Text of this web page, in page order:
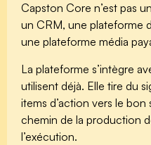
Capston Core n’est pas
un CRM, une plateforme
une plateforme média
La plateforme s’intègre
utilisent déjà. Elle tire du
items d’action vers le
chemin de la production
l’exécution.